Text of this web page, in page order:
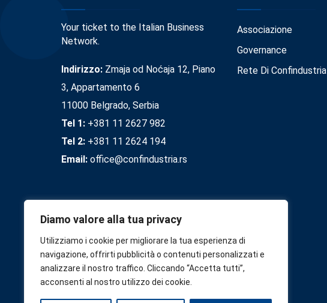
Diamo valore alla tua privacy
Utilizziamo i cookie per migliorare la tua esperienza di
navigazione, offrirti pubblicità o contenuti personalizzati e
analizzare il nostro traffico. Cliccando “Accetta tutti”,
acconsenti al nostro utilizzo dei cookie.
Your ticket to the Italian Business
Network.
Indirizzo: Zmaja od Noćaja 12, Piano
3, Appartamento 6
11000 Belgrado, Serbia
Tel 1: +381 11 2627 982
Tel 2: +381 11 2624 194
Email: office@confindustria.rs
Associazione
Governance
Rete Di Confindustria